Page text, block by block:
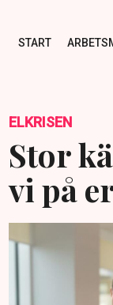
START
ELKRISEN
Stor
vi på